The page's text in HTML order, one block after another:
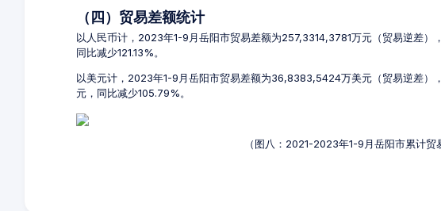
（四）贸易差额统计
以人民币计，2023年1-9月岳阳市贸易差额为257,3314,3781万元（贸易逆差）
同比减少121.13%。
以美元计，2023年1-9月岳阳市贸易差额为36,8383,5424万美元（贸易逆差）
元，同比减少105.79%。
（图八：2021-2023年1-9月岳阳市累计贸